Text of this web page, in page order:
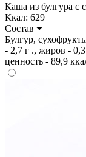
Каша из булгура с
Ккал: 629
Состав
Булгур,
- 2,7 г ., жиров - 0,3
ценность - 89,9